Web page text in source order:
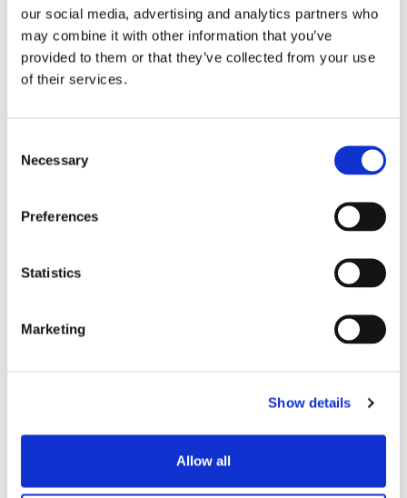
our social media, advertising and analytics partners who
may combine it with other information that you’ve
provided to them or that they’ve collected from your use
of their services.
Selection
Necessary
Preferences
Statistics
Marketing
Show details
Allow all
紧凑型设计
低插入损耗
低背反射
最大功率容限高